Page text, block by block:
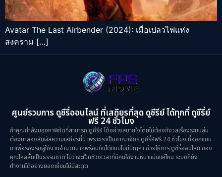
Avatar The Last Airbender (2024): เมื่อเปลวไฟแห่ง
สงคราม […]
ศูนย์รวมการ ดูซีรี่ออนไลน์ ที่เสถียรที่สุด ดูซีรีย์ ได้ทุกที่ ดูซีรี่ย์
ฟรี 24 ชั่วโมง
ถ้าคุณกำลังมองหาพิกัดที่สามารถ ดูซีรีย์ ได้อย่างสบายใจโดยไม่ต้องกังวลเรื่องระบบล่ม
ต้องมาลองสัมผัสความเสถียรที่นี่ เพราะเราเป็นอาณาจักร ดูซีรี่ย์ฟรี 24 ชั่วโมง ที่ออกแบบ
มาเพื่อรองรับผู้ใช้งานจำนวนมากพร้อมกันได้แบบไม่มีปัญหา ช่วยให้การ ดูซีรี่ออนไลน์ ของ
คุณไหลลื่นเป็นธรรมชาติ ไม่ว่าจะเป็นช่วงเวลาที่มีคนใช้งานหนาแน่นแค่ไหน ระบบก็ยัง
ทำงานได้อย่างยอดเยี่ยมไม่มีสะดุด